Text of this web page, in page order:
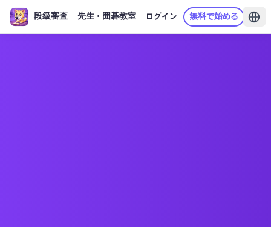
段級審査 先生・囲碁教室 ログイン 無料で始める